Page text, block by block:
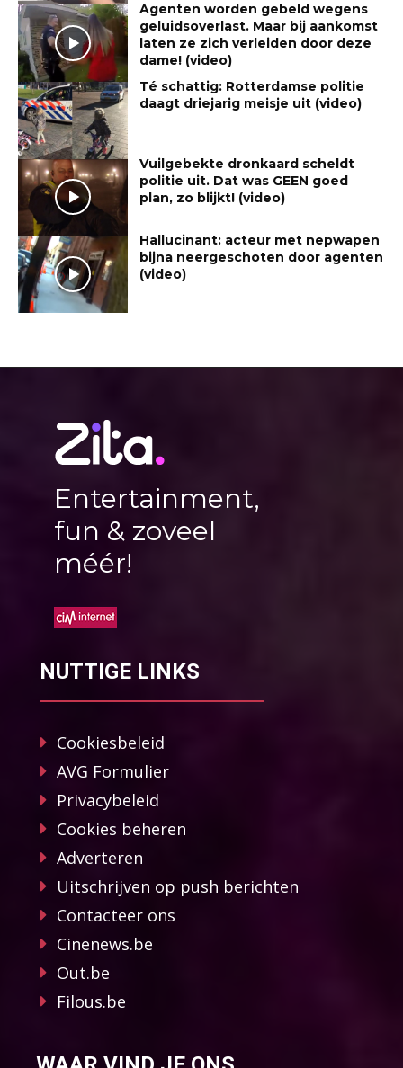
Agenten worden gebeld wegens
geluidsoverlast. Maar bij aankomst
laten ze zich verleiden door deze
dame! (video)
Té schattig: Rotterdamse politie
daagt driejarig meisje uit (video)
Vuilgebekte dronkaard scheldt
politie uit. Dat was GEEN goed
plan, zo blijkt! (video)
Hallucinant: acteur met nepwapen
bijna neergeschoten door agenten
(video)
Entertainment,
fun & zoveel
méér!
NUTTIGE LINKS
Cookiesbeleid
AVG Formulier
Privacybeleid
Cookies beheren
Adverteren
Uitschrijven op push berichten
Contacteer ons
Cinenews.be
Out.be
Filous.be